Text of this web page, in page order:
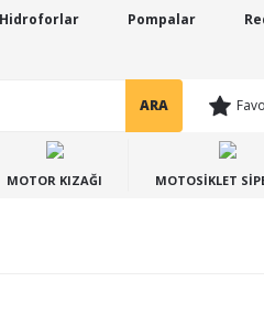
Hidroforlar Pompalar
ARA
MOTOR KIZAĞI MOTOSİKLET